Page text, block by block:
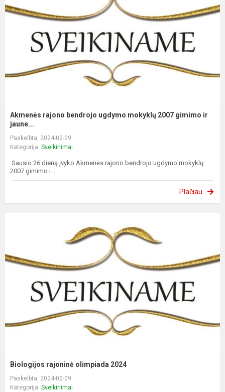
Akmenės rajono bendrojo ugdymo mokyklų 2007 gimimo ir
jaune...
Paskelbta: 2024-02-09
Kategorija: Sveikinimai
Sausio 26 dieną įvyko Akmenės rajono bendrojo ugdymo mokyklų
2007 gimimo i...
Plačiau
Biologijos rajoninė olimpiada 2024
Paskelbta: 2024-02-09
Kategorija: Sveikinimai